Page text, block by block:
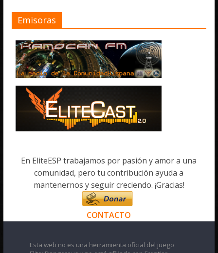
Emisoras
En EliteESP trabajamos por pasión y amor a una
comunidad, pero tu contribución ayuda a
mantenernos y seguir creciendo. ¡Gracias!
CONTACTO
Esta web no es una herramienta oficial del juego